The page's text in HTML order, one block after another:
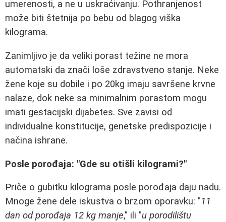
umerenosti, a ne u uskraćivanju. Pothranjenost
može biti štetnija po bebu od blagog viška
kilograma.
Zanimljivo je da veliki porast težine ne mora
automatski da znači loše zdravstveno stanje. Neke
žene koje su dobile i po 20kg imaju savršene krvne
nalaze, dok neke sa minimalnim porastom mogu
imati gestacijski dijabetes. Sve zavisi od
individualne konstitucije, genetske predispozicije i
načina ishrane.
Posle porođaja: "Gde su otišli kilogrami?"
Priče o gubitku kilograma posle porođaja daju nadu.
Mnoge žene dele iskustva o brzom oporavku: "11
dan od porođaja 12 kg manje," ili "u porodilištu